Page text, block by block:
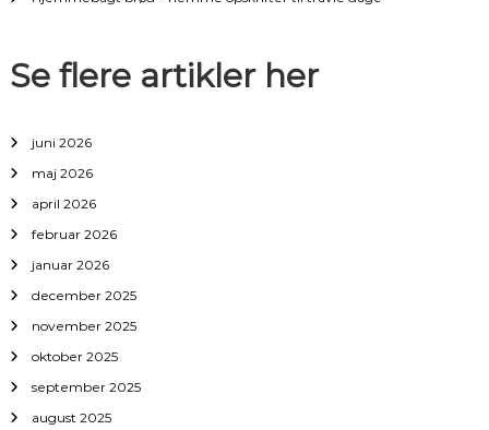
a
i
o
n
Se flere artikler her
juni 2026
maj 2026
april 2026
februar 2026
januar 2026
december 2025
november 2025
oktober 2025
september 2025
august 2025